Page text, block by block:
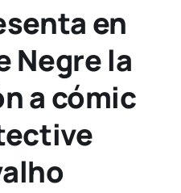
en
Negre la
a cómic